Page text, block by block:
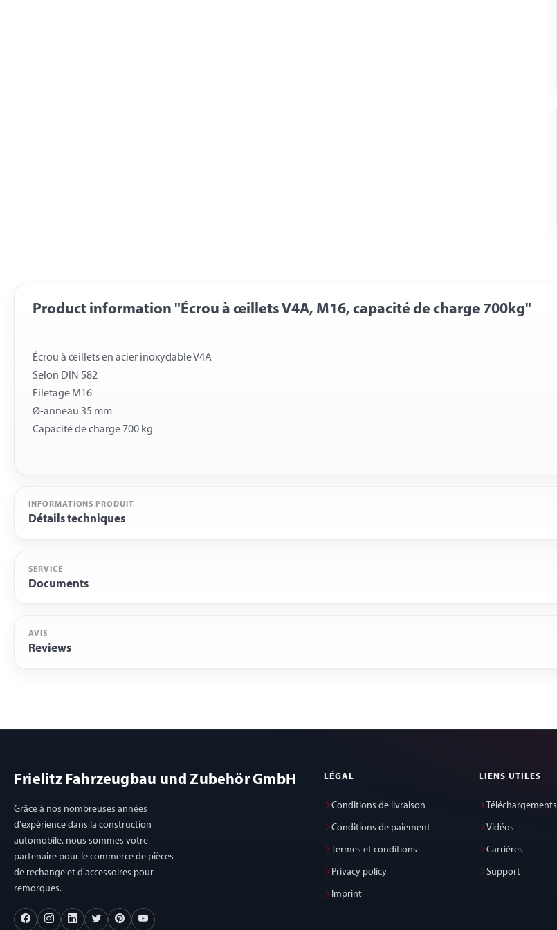
Product information "Écrou à œillets V4A, M16, capacité de charge 700kg"
Écrou à œillets en acier inoxydable V4A
Selon DIN 582
Filetage M16
Ø-anneau 35 mm
INFORMATIONS PRODUIT
Détails techniques
SERVICE
Documents
AVIS
Reviews
Frielitz Fahrzeugbau und Zubehör GmbH
Grâce à nos nombreuses années
d'expérience dans la construction
automobile, nous sommes votre
partenaire pour le commerce de pièces
de rechange et d'accessoires pour
remorques.
LÉGAL
Conditions de livraison
Conditions de paiement
Termes et conditions
Privacy policy
Imprint
LIENS UTILES
Téléchargements
Vidéos
Carrières
Support